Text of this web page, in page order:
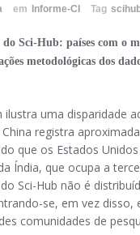
em Informe-CI Tag
do Sci-Hub: países com o
metodológicas dos
uma disparidade
registra
que os Estados
Índia, que ocupa a
Sci-Hub não é
se, em vez disso,
comunidades de